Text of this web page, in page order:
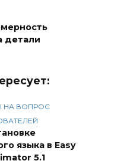
детали
НА ВОПРОС
языка в Easy
5.1